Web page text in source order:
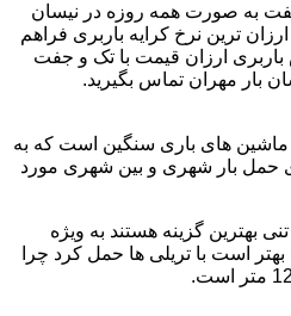
به صورت همه روزه در نیسان
ترین نرخ کرایه باربری فراهم
ارزان قیمت با تک و جفت
بار مهران تماس بگیرید.
چرخ از جمله ماشین های باری سنگین است که به
حمل بار شهری و بین شهری مورد
تریلی ها باری حمل بار های 22 تنی بهترین گزینه هستند به ویژه
بهتر است با تریلی ها حمل کرد چرا